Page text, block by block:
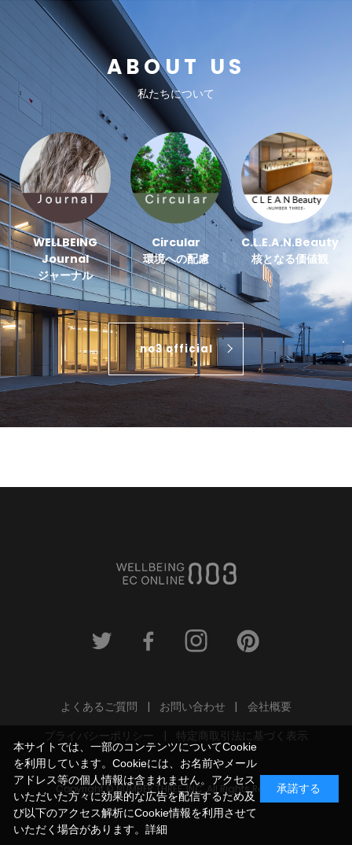
ABOUT US
私たちについて
WELLBEING
Journal
ジャーナル
Circular
環境への配慮
C.L.E.A.N.Beauty
核となる価値観
no3 official
よくあるご質問 お問い合わせ
会社概要
プライバシーポリシー
特定商取引法に基づく表示
Copyright © NUMBER THREE, INC. All Rights Reserved.
本サイトでは、一部のコンテンツについてCookie
を利用しています。Cookieには、お名前やメール
アドレス等の個人情報は含まれません。アクセス
いただいた方々に効果的な広告を配信するため及
び以下のアクセス解析にCookie情報を利用させて
いただく場合があります。 詳細
承諾する